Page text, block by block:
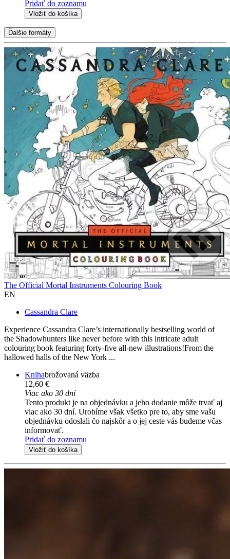
Pridať do zoznamu
Vložiť do košíka
Ďalšie formáty
The Official Mortal Instruments Colouring Book
EN
Cassandra Clare
Experience Cassandra Clare’s internationally bestselling world of
the Shadowhunters like never before with this intricate adult
colouring book featuring forty-five all-new illustrations!From the
hallowed halls of the New York ...
Knihabrožovaná väzba
12,60 €
Viac ako 30 dní
Tento produkt je na objednávku a jeho dodanie môže trvať aj
viac ako 30 dní. Urobíme však všetko pre to, aby sme vašu
objednávku odoslali čo najskôr a o jej ceste vás budeme včas
informovať.
Pridať do zoznamu
Vložiť do košíka